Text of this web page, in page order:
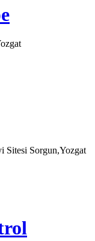
Sitesi Sorgun,Yozgat